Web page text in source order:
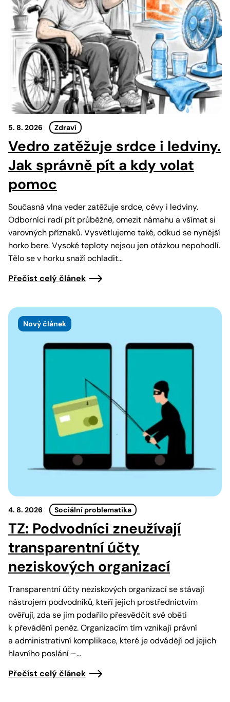
5. 8. 2026 Zdraví
Vedro zatěžuje srdce i ledviny.
Jak správně pít a kdy volat
pomoc
Současná vlna veder zatěžuje srdce, cévy i ledviny.
Odborníci radí pít průběžně, omezit námahu a všímat si
varovných příznaků. Vysvětlujeme také, odkud se nynější
horko bere. Vysoké teploty nejsou jen otázkou nepohodlí.
Tělo se v horku snaží ochladit…
Přečíst celý článek
Nový článek
4. 8. 2026 Sociální problematika
TZ: Podvodníci zneužívají
transparentní účty
neziskových organizací
Transparentní účty neziskových organizací se stávají
nástrojem podvodníků, kteří jejich prostřednictvím
ověřují, zda se jim podařilo přesvědčit své oběti
k převádění peněz. Organizacím tím vznikají právní
a administrativní komplikace, které je odvádějí od jejich
hlavního poslání –…
Přečíst celý článek